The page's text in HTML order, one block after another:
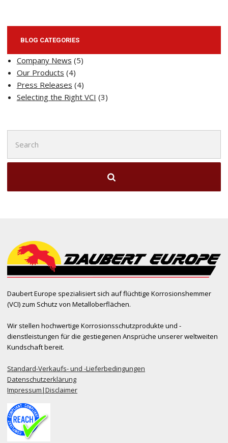
BLOG CATEGORIES
Company News (5)
Our Products (4)
Press Releases (4)
Selecting the Right VCI (3)
for:
Daubert Europe spezialisiert sich auf flüchtige Korrosionshemmer
(VCI) zum Schutz von Metalloberflächen.
Wir stellen hochwertige Korrosionsschutzprodukte und -
dienstleistungen für die gestiegenen Ansprüche unserer weltweiten
Kundschaft bereit.
Standard-Verkaufs- und -Lieferbedingungen
Datenschutzerklärung
Impressum|Disclaimer